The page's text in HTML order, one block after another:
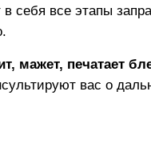
в себя все этапы
мажет, печатает
вас о